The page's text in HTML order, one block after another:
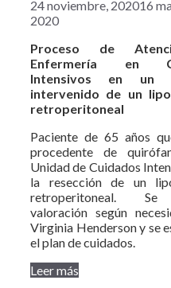
24 noviembre, 202016
2020
Proceso de
Enfermería en
Intensivos en un
intervenido de un
retroperitoneal
Paciente de 65 años
procedente de
Unidad de Cuidados
la resección de un
retroperitoneal.
valoración según
Virginia Henderson y se
el plan de cuidados.
Leer más